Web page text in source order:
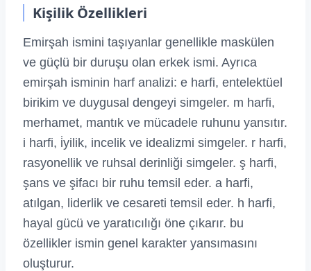
Kişilik Özellikleri
Emirşah ismini taşıyanlar genellikle maskülen
ve güçlü bir duruşu olan erkek ismi. Ayrıca
emirşah isminin harf analizi: e harfi, entelektüel
birikim ve duygusal dengeyi simgeler. m harfi,
merhamet, mantık ve mücadele ruhunu yansıtır.
i harfi, i̇yilik, incelik ve idealizmi simgeler. r harfi,
rasyonellik ve ruhsal derinliği simgeler. ş harfi,
şans ve şifacı bir ruhu temsil eder. a harfi,
atılgan, liderlik ve cesareti temsil eder. h harfi,
hayal gücü ve yaratıcılığı öne çıkarır. bu
özellikler ismin genel karakter yansımasını
oluşturur.